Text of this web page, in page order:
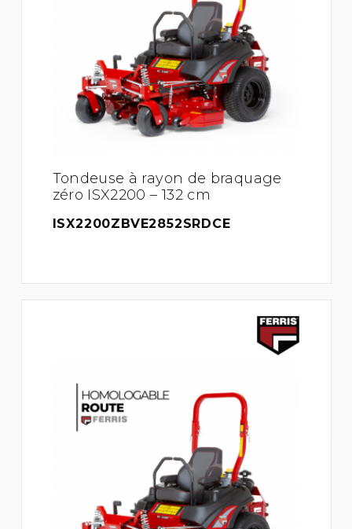
Tondeuse à rayon de braquage
zéro ISX2200 – 132 cm
ISX2200ZBVE2852SRDCE